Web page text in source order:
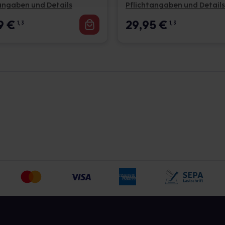
sollten Sie das Arzneimittel daher
in sich birgt.
und Details
€ 1, 3
Pflichtangaben und Details
29,95€ 1, 3